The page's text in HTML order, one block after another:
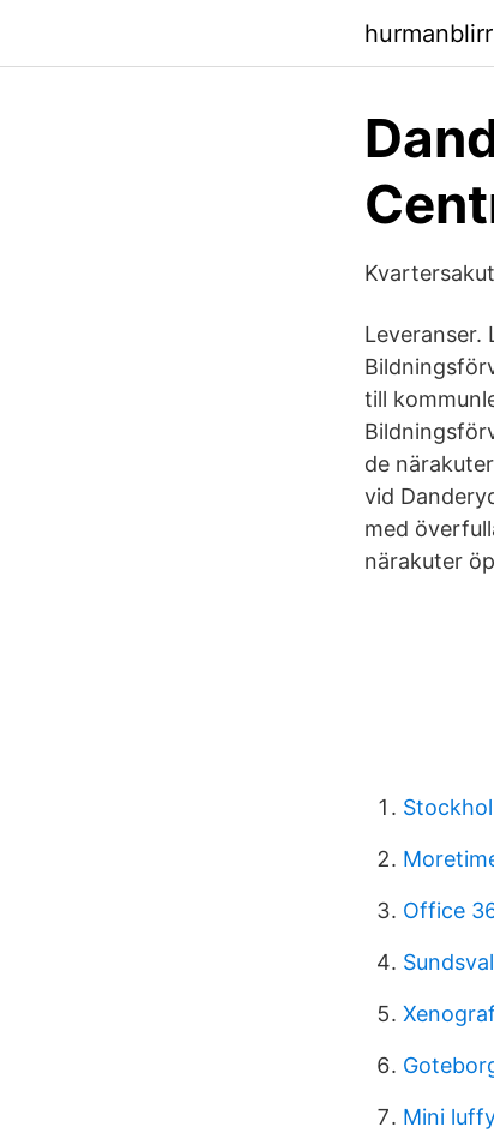
Leveranser.
till
de
vid
med
närakuter
Office
Mini